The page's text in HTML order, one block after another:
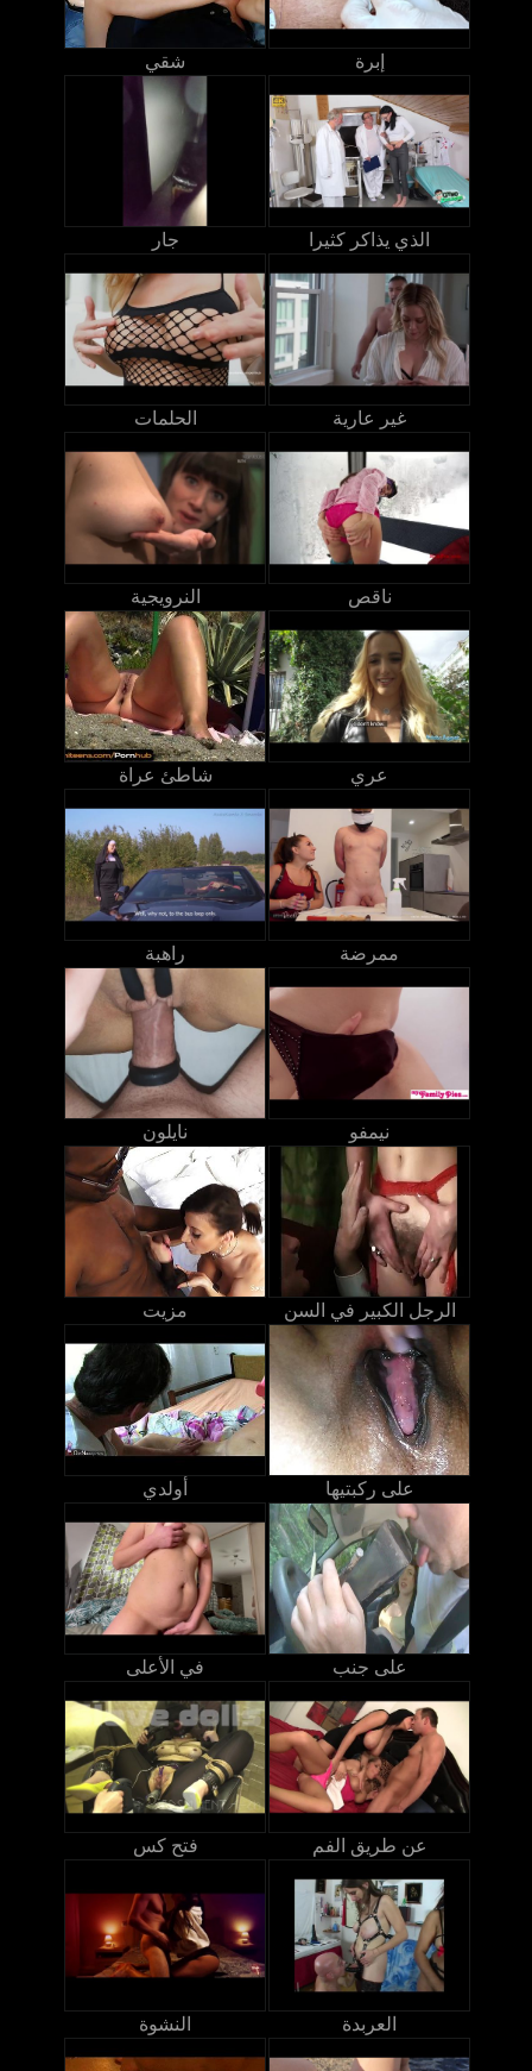
شقي إبرة
جار الذي يذاكر كثيرا
الحلمات غير عارية
النرويجية ناقص
شاطئ عراة عري
راهبة ممرضة
نايلون نيمفو
مزيت الرجل الكبير في السن
أولدي على ركبتيها
في الأعلى على جنب
فتح كس عن طريق الفم
النشوة العربدة